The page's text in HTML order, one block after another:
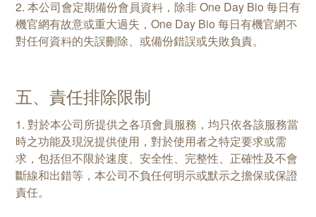
2. 本公司會定期備份會員資料，除非 One Day Bio 每日有
機官網有故意或重大過失，One Day Bio 每日有機官網不
對任何資料的失誤刪除、或備份錯誤或失敗負責。
五、責任排除限制
1. 對於本公司所提供之各項會員服務，均只依各該服務當
時之功能及現況提供使用，對於使用者之特定要求或需
求，包括但不限於速度、安全性、完整性、正確性及不會
斷線和出錯等，本公司不負任何明示或默示之擔保或保證
責任。